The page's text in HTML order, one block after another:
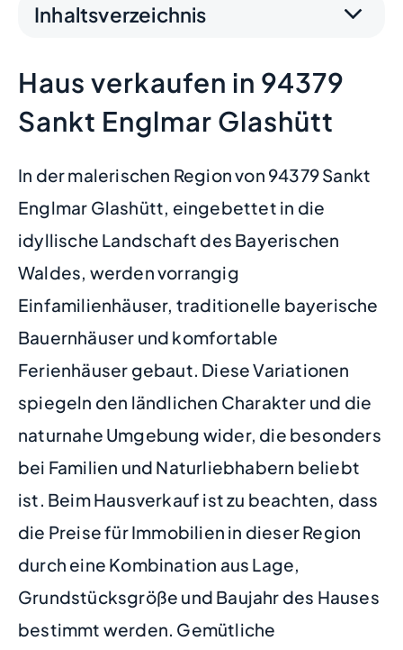
Inhaltsverzeichnis
Haus verkaufen in 94379
Sankt Englmar Glashütt
In der malerischen Region von 94379 Sankt
Englmar Glashütt, eingebettet in die
idyllische Landschaft des Bayerischen
Waldes, werden vorrangig
Einfamilienhäuser, traditionelle bayerische
Bauernhäuser und komfortable
Ferienhäuser gebaut. Diese Variationen
spiegeln den ländlichen Charakter und die
naturnahe Umgebung wider, die besonders
bei Familien und Naturliebhabern beliebt
ist. Beim Hausverkauf ist zu beachten, dass
die Preise für Immobilien in dieser Region
durch eine Kombination aus Lage,
Grundstücksgröße und Baujahr des Hauses
bestimmt werden. Gemütliche